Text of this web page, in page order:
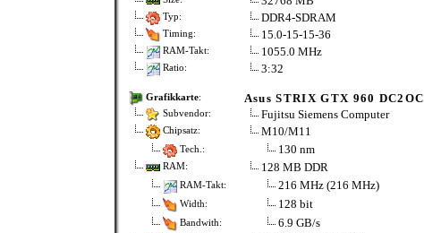
Typ: DDR4-SDRAM
Timing: 15.0-15-15-36
RAM-Takt: 1055.0 MHz
Ratio: 3:32
Grafikkarte: Asus STRIX GTX 960 DC2OC
Subvendor: Fujitsu Siemens Computer
Chipsatz: M10/M11
Tech.: 130 nm
RAM: 128 MB DDR
RAM-Takt: 216 MHz (216 MHz)
Width: 128 bit
Bandwith: 6.9 GB/s